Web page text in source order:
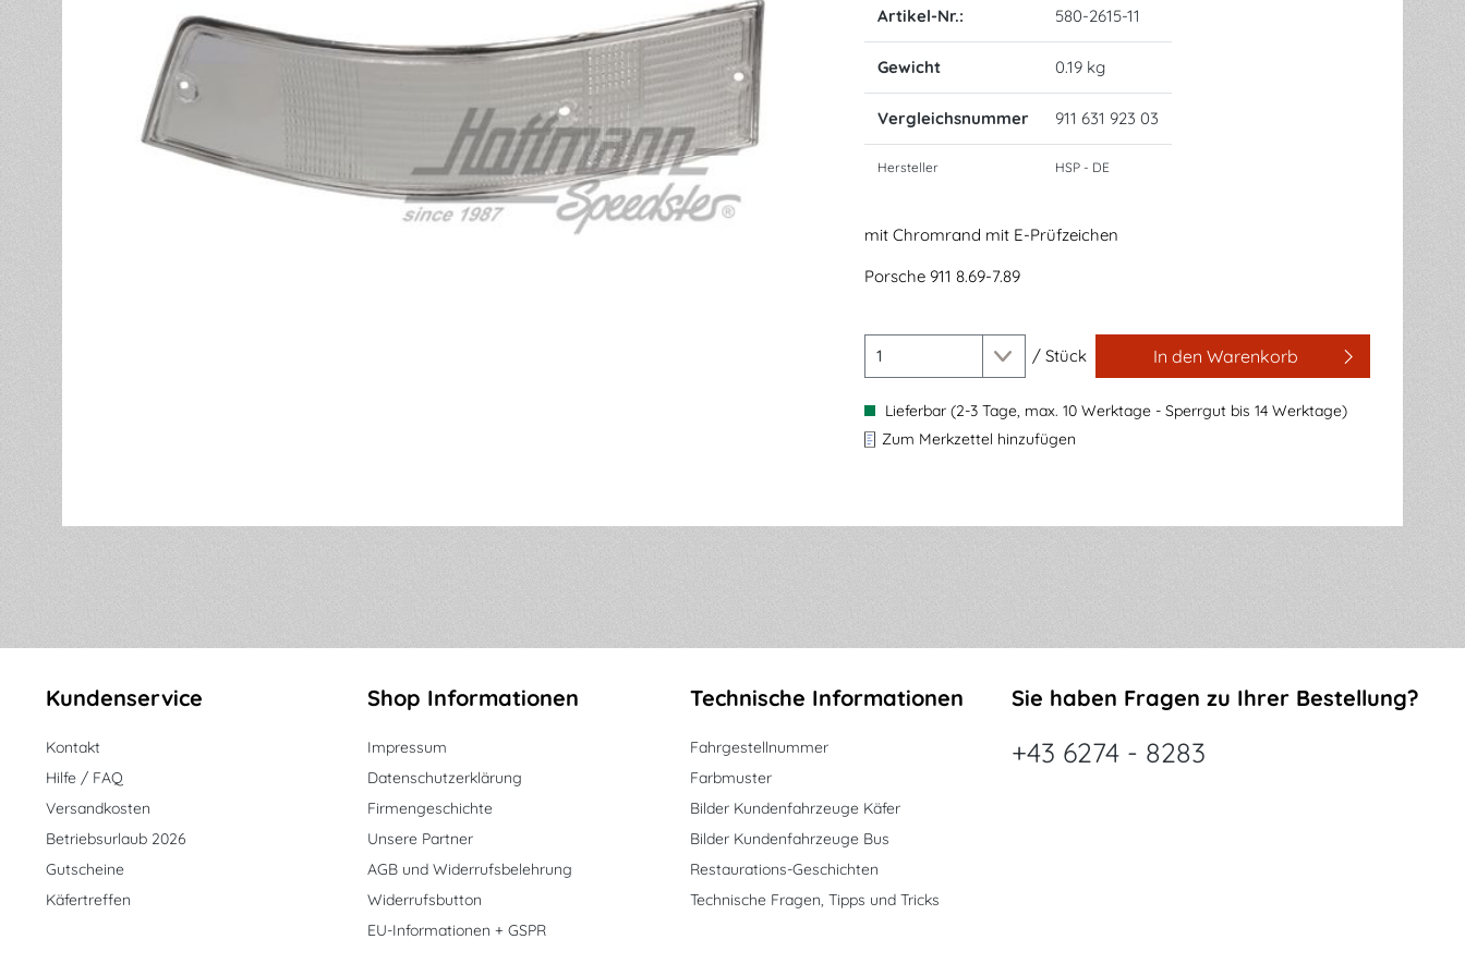
Artikel-Nr.: 580-2615-11
Gewicht 0.19 kg
Vergleichsnummer 911 631 923 03
Hersteller HSP - DE
mit Chromrand mit E-Prüfzeichen
Porsche 911 8.69-7.89
/ Stück In den Warenkorb
Lieferbar (2-3 Tage, max. 10 Werktage - Sperrgut bis 14 Werktage)
Zum Merkzettel hinzufügen
Kundenservice
Kontakt
Hilfe / FAQ
Versandkosten
Betriebsurlaub 2026
Gutscheine
Käfertreffen
Shop Informationen
Impressum
Datenschutzerklärung
Firmengeschichte
Unsere Partner
AGB und Widerrufsbelehrung
Widerrufsbutton
EU-Informationen + GSPR
Technische Informationen
Fahrgestellnummer
Farbmuster
Bilder Kundenfahrzeuge Käfer
Bilder Kundenfahrzeuge Bus
Restaurations-Geschichten
Technische Fragen, Tipps und Tricks
Sie haben Fragen zu Ihrer Bestellung?
+43 6274 - 8283